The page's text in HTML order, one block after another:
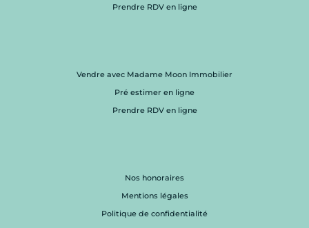
Prendre RDV en ligne
Vendre avec Madame Moon Immobilier
Pré estimer en ligne
Prendre RDV en ligne
Nos honoraires
Mentions légales
Politique de confidentialité